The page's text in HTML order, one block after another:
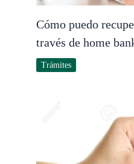
Cómo puedo
través de home
Trámites